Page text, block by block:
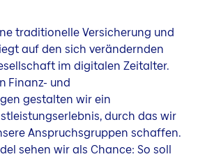
traditionelle Versicherung und
auf den sich verändernden
im digitalen Zeitalter.
Finanz- und
gestalten wir ein
durch das wir
Anspruchsgruppen schaffen.
sehen wir als Chance: So soll